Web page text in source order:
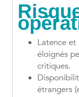
Latence
éloignés
critiques.
étrangers